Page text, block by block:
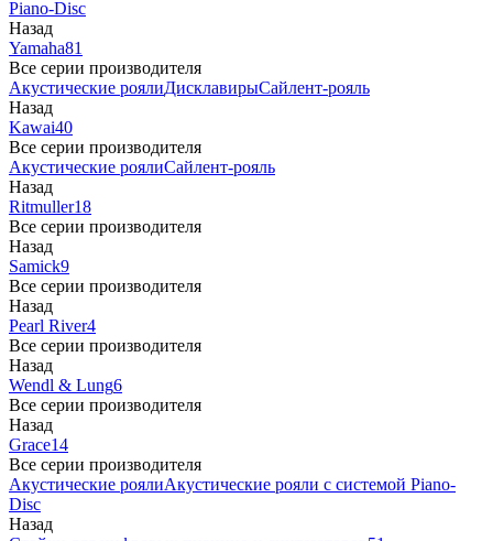
Piano-Disc
Назад
Yamaha81
Все серии производителя
Акустические роялиДисклавирыСайлент-рояль
Назад
Kawai40
Все серии производителя
Акустические роялиСайлент-рояль
Назад
Ritmuller18
Все серии производителя
Назад
Samick9
Все серии производителя
Назад
Pearl River4
Все серии производителя
Назад
Wendl & Lung6
Все серии производителя
Назад
Grace14
Все серии производителя
Акустические роялиАкустические рояли с системой Piano-
Disc
Назад